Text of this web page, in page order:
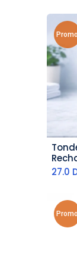
Promo
27.0
Promo